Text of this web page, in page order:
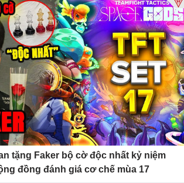
tặng Faker bộ cờ độc nhất kỷ niệm
đồng đánh giá cơ chế mùa 17